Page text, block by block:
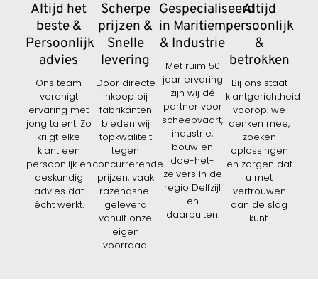
Altijd het
beste &
Persoonlijk
advies
Ons team
verenigt
ervaring met
jong talent. Zo
krijgt elke
klant een
persoonlijk en
deskundig
advies dat
écht werkt.
Scherpe
prijzen &
Snelle
levering
Door directe
inkoop bij
fabrikanten
bieden wij
topkwaliteit
tegen
concurrerende
prijzen, vaak
razendsnel
geleverd
vanuit onze
eigen
voorraad.
Gespecialiseerd
in Maritiem
& Industrie
Met ruim 50
jaar ervaring
zijn wij dé
partner voor
scheepvaart,
industrie,
bouw en
doe-het-
zelvers in de
regio Delfzijl
en
daarbuiten.
Altijd
persoonlijk
&
betrokken
Bij ons staat
klantgerichtheid
voorop: we
denken mee,
zoeken
oplossingen
en zorgen dat
u met
vertrouwen
aan de slag
kunt.